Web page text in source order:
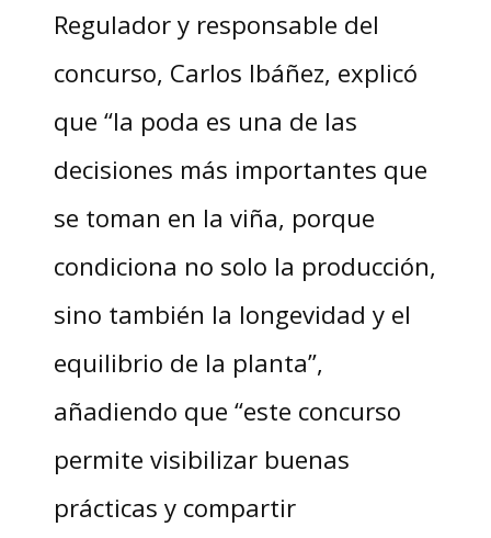
Regulador y responsable del
concurso, Carlos Ibáñez, explicó
que “la poda es una de las
decisiones más importantes que
se toman en la viña, porque
condiciona no solo la producción,
sino también la longevidad y el
equilibrio de la planta”,
añadiendo que “este concurso
permite visibilizar buenas
prácticas y compartir